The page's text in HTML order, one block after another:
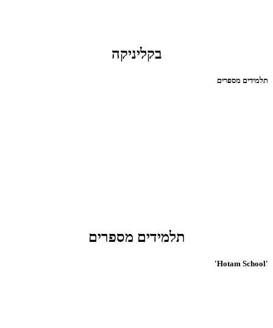
בקליניקה
תלמידים מספרים
תלמידים מספרים
'Hotam School'